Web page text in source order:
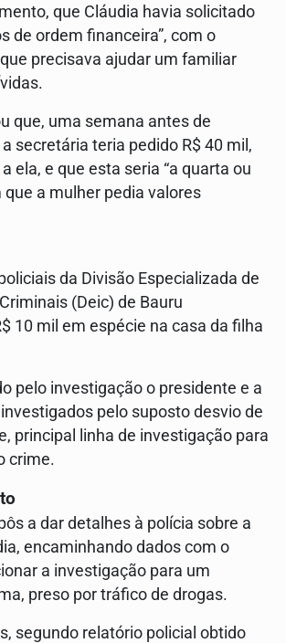
que Cláudia havia solicitado
de ordem financeira”, com o
precisava ajudar um familiar
que, uma semana antes de
a secretária teria pedido R$ 40 mil,
ela, e que esta seria “a quarta ou
que a mulher pedia valores
da Divisão Especializada de
(Deic) de Bauru
10 mil em espécie na casa da filha
pelo investigação o presidente e a
pelo suposto desvio de
principal linha de investigação para
crime.
a dar detalhes à polícia sobre a
encaminhando dados com o
a investigação para um
preso por tráfico de drogas.
segundo relatório policial obtido